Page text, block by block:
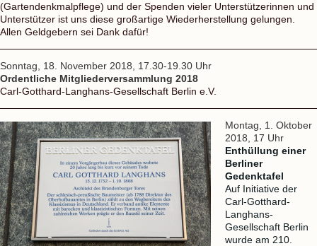
(Gartendenkmalpflege) und der Spenden vieler Unterstützerinnen und
Unterstützer ist uns diese großartige Wiederherstellung gelungen.
Allen Geldgebern sei Dank dafür!
Sonntag, 18. November 2018, 17.30-19.30 Uhr
Ordentliche Mitgliederversammlung 2018
Carl-Gotthard-Langhans-Gesellschaft Berlin e.V.
Montag, 1. Oktober
2018, 17 Uhr
Enthüllung einer
Berliner
Gedenktafel
Auf Initiative der
Carl-Gotthard-
Langhans-
Gesellschaft Berlin
wurde am 210.